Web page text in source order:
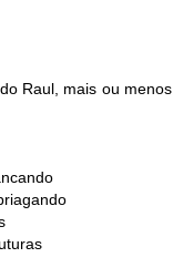
Raul, mais ou menos